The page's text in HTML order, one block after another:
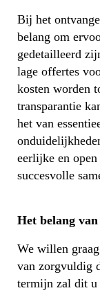
Bij het
belang om
gedetailleerd
lage offertes
kosten worden
transparantie
het van
eerlijke en
succesvolle
Het belang
We willen
van zorgvuldig
termijn zal dit u